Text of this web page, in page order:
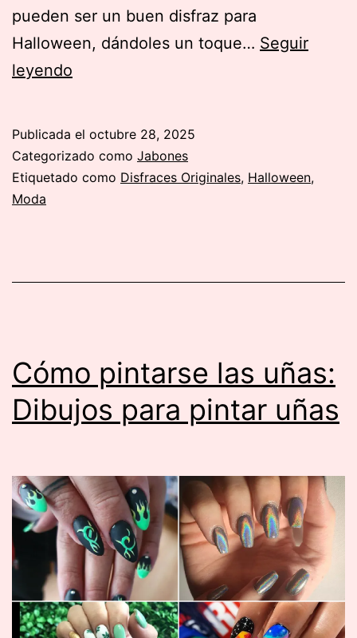
pueden ser un buen disfraz para
Halloween, dándoles un toque… Seguir
leyendo
Publicada el octubre 28, 2025
Categorizado como Jabones
Etiquetado como Disfraces Originales, Halloween,
Moda
Cómo pintarse las uñas:
Dibujos para pintar uñas